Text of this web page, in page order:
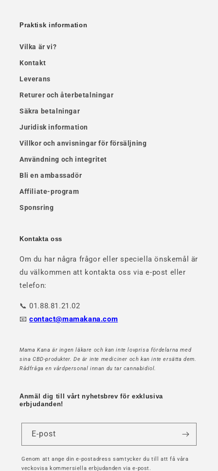
Praktisk information
Vilka är vi?
Kontakt
Leverans
Returer och återbetalningar
Säkra betalningar
Juridisk information
Villkor och anvisningar för försäljning
Användning och integritet
Bli en ambassadör
Affiliate-program
Sponsring
Kontakta oss
Om du har några frågor eller speciella önskemål är
du välkommen att kontakta oss via e-post eller
telefon:
📞 01.88.81.21.02
📧contact@mamakana.com
Mama Kana är ingen läkare och kan inte lovprisa fördelarna med
sina CBD-produkter. De är inte mediciner och kan inte ersätta dem.
Rådfråga en vårdpersonal innan du tar cannabidiol.
Anmäl dig till vårt nyhetsbrev för exklusiva
erbjudanden!
E-post
Genom att ange din e-postadress samtycker du till att få våra
veckovisa kommersiella erbjudanden via e-post.